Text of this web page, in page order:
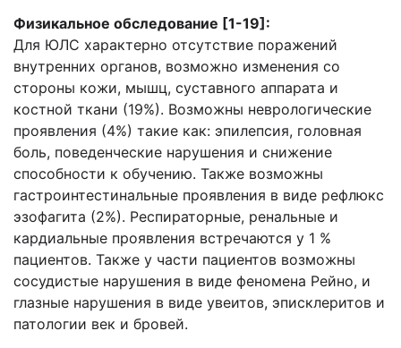
Физикальное обследование [1-19]:
Для ЮЛС характерно отсутствие поражений
внутренних органов, возможно изменения со
стороны кожи, мышц, суставного аппарата и
костной ткани (19%). Возможны неврологические
проявления (4%) такие как: эпилепсия, головная
боль, поведенческие нарушения и снижение
способности к обучению. Также возможны
гастроинтестинальные проявления в виде рефлюкс
эзофагита (2%). Респираторные, ренальные и
кардиальные проявления встречаются у 1 %
пациентов. Также у части пациентов возможны
сосудистые нарушения в виде феномена Рейно, и
глазные нарушения в виде увеитов, эписклеритов и
патологии век и бровей.